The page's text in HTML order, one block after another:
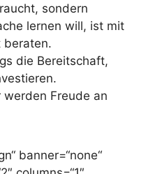
sondern
lernen will, ist mit
beraten.
die Bereitschaft,
Freude an
banner=“none“